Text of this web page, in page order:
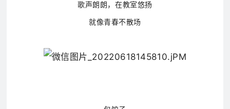
歌声朗朗，在教室悠扬
就像青春不散场